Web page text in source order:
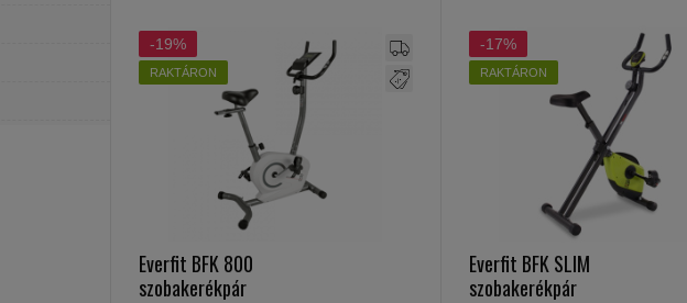
-19%
RAKTÁRON
Everfit BFK 800
szobakerékpár
-17%
RAKTÁRON
Everfit BFK SLIM
szobakerékpár